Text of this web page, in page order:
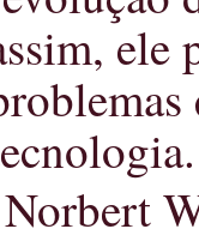
ele
Norbert